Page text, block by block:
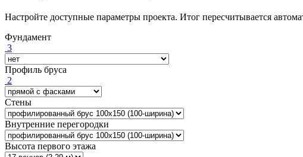
Настройте доступные параметры проекта. Итог пересчитывается
Фундамент
3
Профиль бруса
2
Стены
Внутренние перегородки
Высота первого этажа